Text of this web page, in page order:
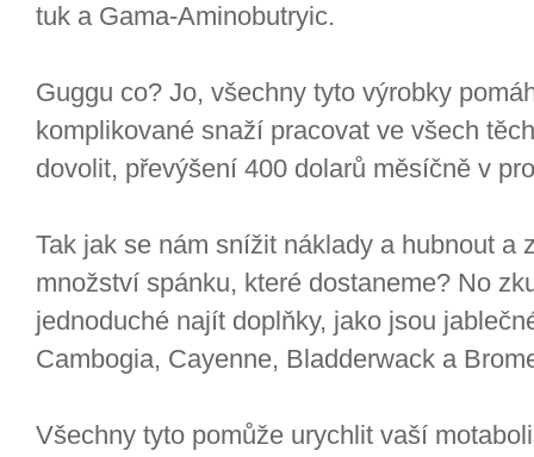
tuk a Gama-Aminobutryic.
Guggu co? Jo, všechny tyto výrobky
komplikované snaží pracovat ve všech
dovolit, převýšení 400 dolarů měsíčně v
Tak jak se nám snížit náklady a hubnout a
množství spánku, které dostaneme? No
jednoduché najít doplňky, jako jsou
Cambogia, Cayenne, Bladderwack a
Všechny tyto pomůže urychlit vaší